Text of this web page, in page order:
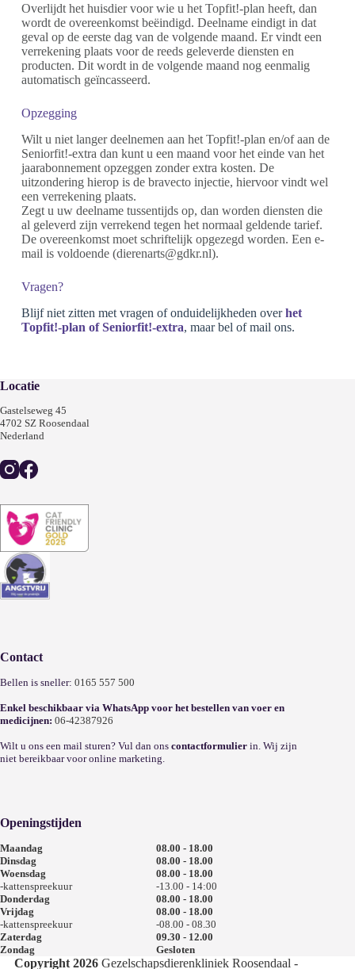
Overlijdt het huisdier voor wie u het Topfit!-plan heeft, dan
wordt de overeenkomst beëindigd. Deelname eindigt in dat
geval op de eerste dag van de volgende maand. Er vindt een
verrekening plaats voor de reeds geleverde diensten en
producten. Dit wordt in de volgende maand nog eenmalig
automatisch geïncasseerd.
Opzegging
Wilt u niet langer deelnemen aan het Topfit!-plan en/of aan de
Seniorfit!-extra dan kunt u een maand voor het einde van het
jaarabonnement opzeggen zonder extra kosten. De
uitzondering hierop is de bravecto injectie, hiervoor vindt wel
een verrekening plaats.
Zegt u uw deelname tussentijds op, dan worden diensten die
al geleverd zijn verrekend tegen het normaal geldende tarief.
De overeenkomst moet schriftelijk opgezegd worden. Een e-
mail is voldoende (dierenarts@gdkr.nl).
Vragen?
Blijf niet zitten met vragen of onduidelijkheden overhet
Topfit!-plan of Seniorfit!-extra, maar bel of mail ons.
Locatie
Gastelseweg 45
4702 SZ Roosendaal
Nederland
Contact
Bellen is sneller: 0165 557 500
Enkel beschikbaar via WhatsApp voor het bestellen van voer en
medicijnen: 06-42387926
Wilt u ons een mail sturen? Vul dan ons contactformulier in. Wij zijn
niet bereikbaar voor online marketing.
Openingstijden
Maandag
Dinsdag
Woensdag
-kattenspreekuur
Donderdag
Vrijdag
-kattenspreekuur
Zaterdag
Zondag
08.00 - 18.00
08.00 - 18.00
08.00 - 18.00
-13.00 - 14:00
08.00 - 18.00
08.00 - 18.00
-08.00 - 08.30
09.30 - 12.00
Gesloten
Copyright 2026 Gezelschapsdierenkliniek Roosendaal -